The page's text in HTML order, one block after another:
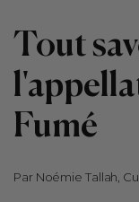
Tout
Fumé
Par Noémie Tallah,